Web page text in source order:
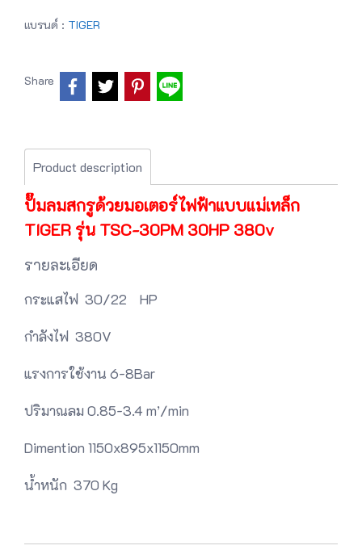
แบรนด์ : TIGER
Share
Product description
ปั๊มลมสกรูด้วยมอเตอร์ไฟฟ้าแบบแม่เหล็ก
TIGER รุ่น TSC-30PM 30HP 380v
รายละเอียด
กระแสไฟ 30/22 HP
กำลังไฟ 380V
แรงการใช้งาน 6-8Bar
ปริมาณลม 0.85-3.4 m’/min
Dimention 1150x895x1150mm
น้ำหนัก 370 Kg